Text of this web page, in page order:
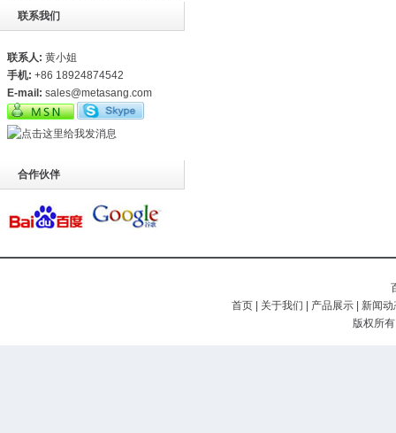
联系我们
联系人: 黄小姐
手机: +86 18924874542
E-mail: sales@metasang.com
合作伙伴
首页
关于我们 产品展示
新闻动
版权所